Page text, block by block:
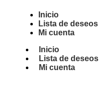
Inicio
Lista de deseos
Mi cuenta
Inicio
Lista de deseos
Mi cuenta